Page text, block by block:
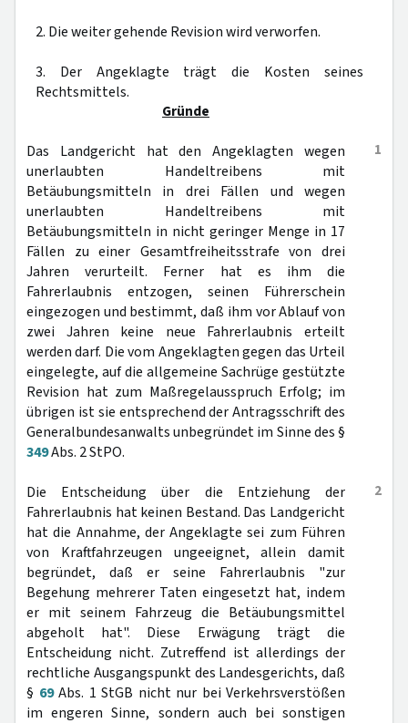
2. Die weiter gehende Revision wird verworfen.
3. Der Angeklagte trägt die Kosten seines
Rechtsmittels.
Gründe
1
Das Landgericht hat den Angeklagten wegen
unerlaubten Handeltreibens mit
Betäubungsmitteln in drei Fällen und wegen
unerlaubten Handeltreibens mit
Betäubungsmitteln in nicht geringer Menge in 17
Fällen zu einer Gesamtfreiheitsstrafe von drei
Jahren verurteilt. Ferner hat es ihm die
Fahrerlaubnis entzogen, seinen Führerschein
eingezogen und bestimmt, daß ihm vor Ablauf von
zwei Jahren keine neue Fahrerlaubnis erteilt
werden darf. Die vom Angeklagten gegen das Urteil
eingelegte, auf die allgemeine Sachrüge gestützte
Revision hat zum Maßregelausspruch Erfolg; im
übrigen ist sie entsprechend der Antragsschrift des
Generalbundesanwalts unbegründet im Sinne des §
349Abs. 2 StPO.
2
Die Entscheidung über die Entziehung der
Fahrerlaubnis hat keinen Bestand. Das Landgericht
hat die Annahme, der Angeklagte sei zum Führen
von Kraftfahrzeugen ungeeignet, allein damit
begründet, daß er seine Fahrerlaubnis "zur
Begehung mehrerer Taten eingesetzt hat, indem
er mit seinem Fahrzeug die Betäubungsmittel
abgeholt hat". Diese Erwägung trägt die
Entscheidung nicht. Zutreffend ist allerdings der
rechtliche Ausgangspunkt des Landesgerichts, daß
§ 69Abs. 1 StGB nicht nur bei Verkehrsverstößen
im engeren Sinne, sondern auch bei sonstigen